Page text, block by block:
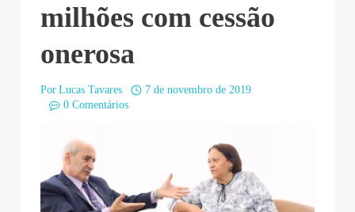
milhões com cessão
onerosa
Por Lucas Tavares
7 de novembro de 2019
0 Comentários